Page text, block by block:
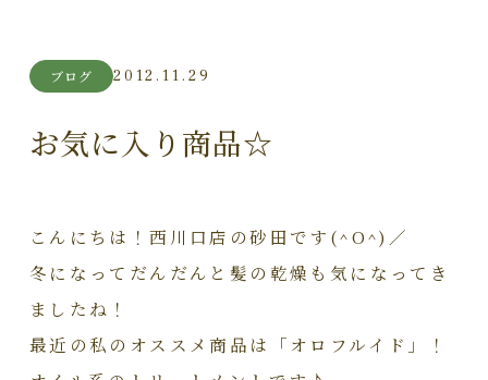
ブログ 2012.11.29
お気に入り商品☆
こんにちは！西川口店の砂田です(^O^)／
冬になってだんだんと髪の乾燥も気になってき
ましたね！
最近の私のオススメ商品は「オロフルイド」！